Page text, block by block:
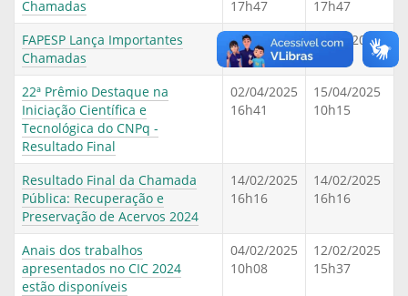
Chamadas
17h47
17h47
FAPESP Lança Importantes
Chamadas
24/04/2025
17h42
24/04/2025
22ª Prêmio Destaque na
Iniciação Científica e
Tecnológica do CNPq -
Resultado Final
02/04/2025
16h41
15/04/2025
10h15
Resultado Final da Chamada
Pública: Recuperação e
Preservação de Acervos 2024
14/02/2025
16h16
14/02/2025
16h16
Anais dos trabalhos
apresentados no CIC 2024
estão disponíveis
04/02/2025
10h08
12/02/2025
15h37